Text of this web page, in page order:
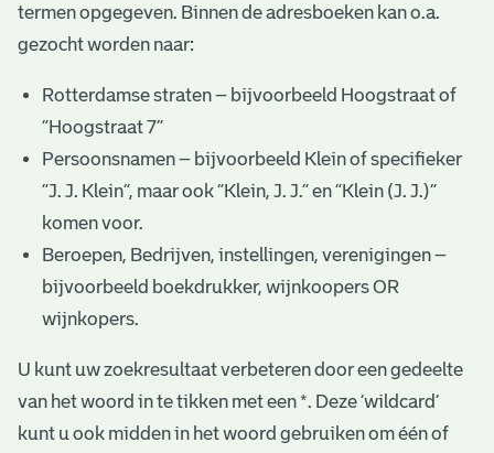
termen opgegeven. Binnen de adresboeken kan o.a.
gezocht worden naar:
Rotterdamse straten – bijvoorbeeld Hoogstraat of
“Hoogstraat 7”
Persoonsnamen – bijvoorbeeld Klein of specifieker
“J. J. Klein”, maar ook ”Klein, J. J.” en “Klein (J. J.)”
komen voor.
Beroepen, Bedrijven, instellingen, verenigingen –
bijvoorbeeld boekdrukker, wijnkoopers OR
wijnkopers.
U kunt uw zoekresultaat verbeteren door een gedeelte
van het woord in te tikken met een *. Deze ‘wildcard’
kunt u ook midden in het woord gebruiken om één of